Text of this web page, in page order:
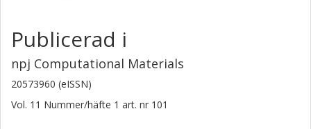
Publicerad i
npj Computational Materials
20573960 (eISSN)
Vol. 11 Nummer/häfte 1 art. nr 101